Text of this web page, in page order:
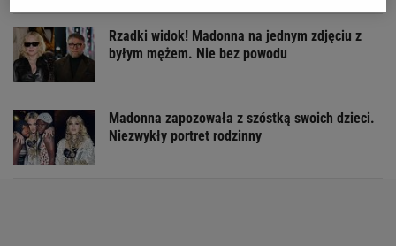
Rzadki widok! Madonna na jednym zdjęciu z
byłym mężem. Nie bez powodu
Madonna zapozowała z szóstką swoich dzieci.
Niezwykły portret rodzinny